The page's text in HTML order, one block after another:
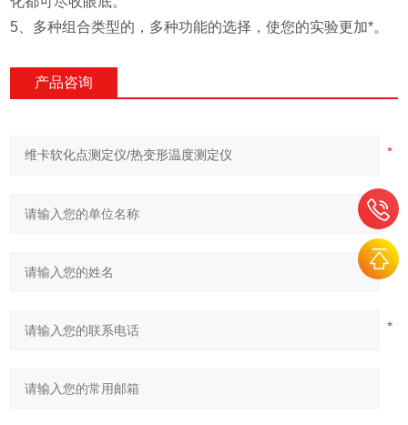
5、多种组合类型的，多种功能的选择，使您的实验更加*。
产品咨询